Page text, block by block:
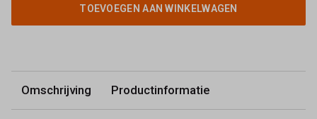
TOEVOEGEN AAN WINKELWAGEN
Omschrijving Productinformatie